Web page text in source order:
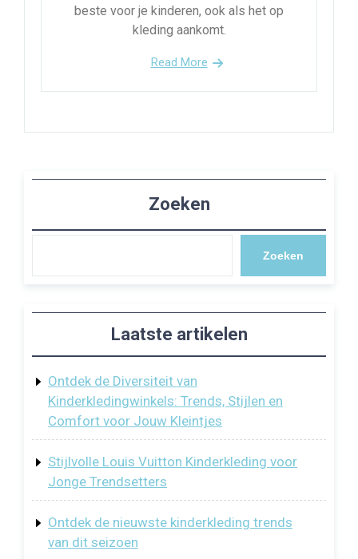
beste voor je kinderen, ook als het op
kleding aankomt.
Read More
Zoeken
Zoeken
Laatste artikelen
Ontdek de Diversiteit van
Kinderkledingwinkels: Trends, Stijlen en
Comfort voor Jouw Kleintjes
Stijlvolle Louis Vuitton Kinderkleding voor
Jonge Trendsetters
Ontdek de nieuwste kinderkleding trends
van dit seizoen